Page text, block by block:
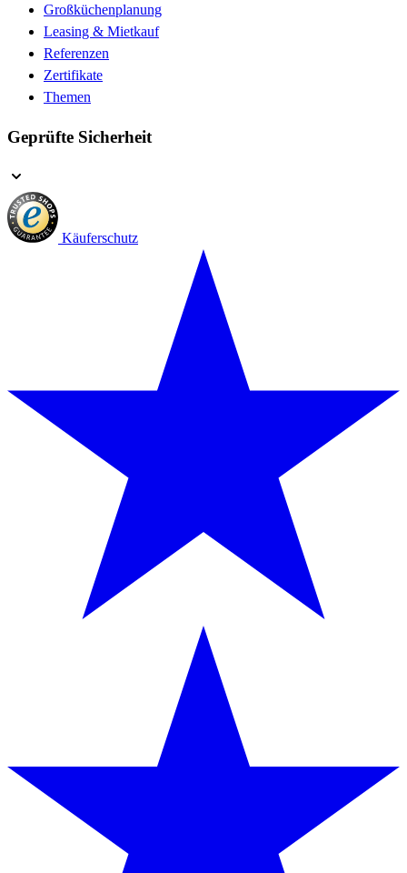
Großküchenplanung
Leasing & Mietkauf
Referenzen
Zertifikate
Themen
Geprüfte Sicherheit
Käuferschutz